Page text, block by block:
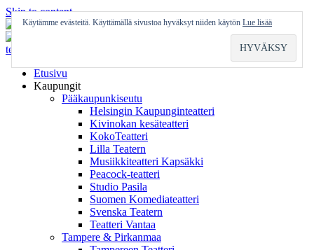
Skip to content
Etusivu
Kaupungit
Pääkaupunkiseutu
Helsingin Kaupunginteatteri
Kivinokan kesäteatteri
KokoTeatteri
Lilla Teatern
Musiikkiteatteri Kapsäkki
Peacock-teatteri
Studio Pasila
Suomen Komediateatteri
Svenska Teatern
Teatteri Vantaa
Tampere & Pirkanmaa
Käytämme evästeitä. Käyttämällä sivustoa hyväksyt niiden käytön Lue lisää